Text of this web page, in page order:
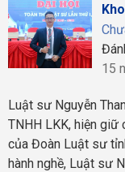
15
Luật sư Nguyễn
TNHH LKK, hiện giữ
của Đoàn Luật sư
hành nghề, Luật sư